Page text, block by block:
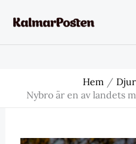
Hem
Nybro är en av landets